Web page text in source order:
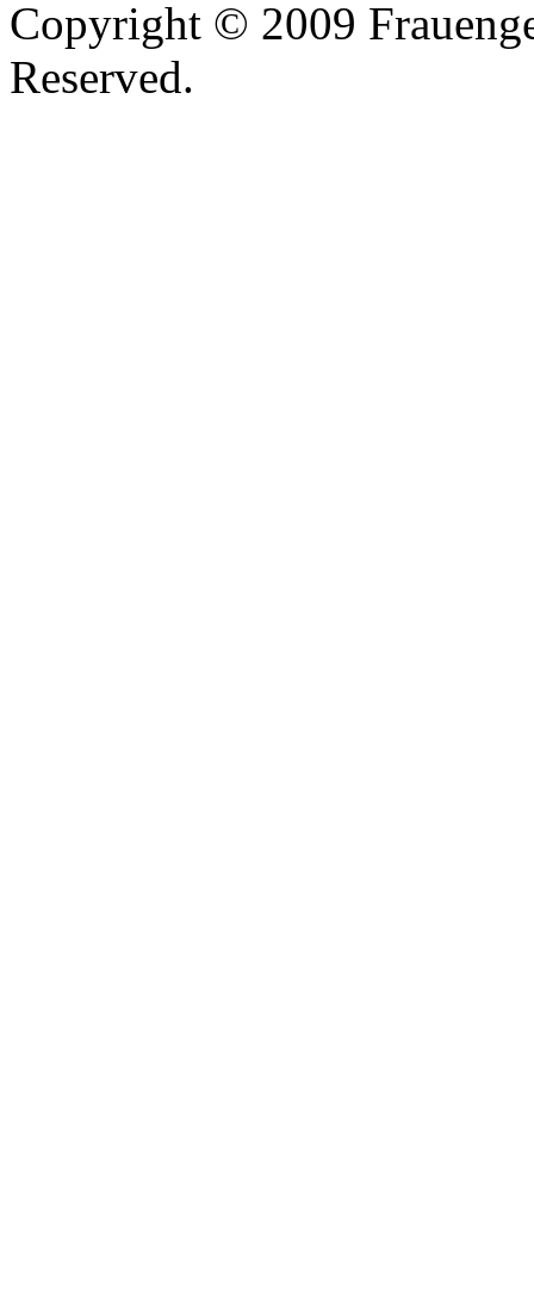
Copyright © 2009
Reserved.